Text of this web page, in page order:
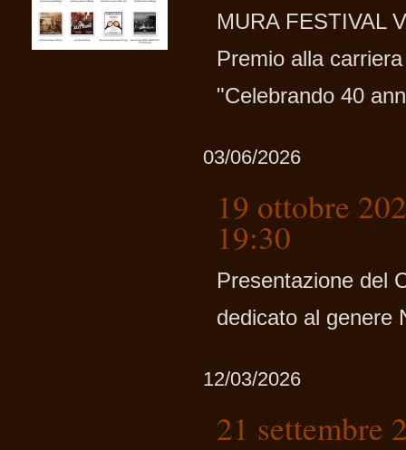
MURA FESTIVAL
Premio alla
"Celebrando 40
03/06/2026
19 ottobre
19:30
Presentazione del
dedicato al genere
12/03/2026
21 settembre